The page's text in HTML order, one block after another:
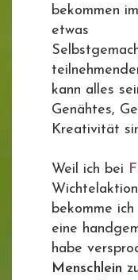
bekommen
etwas
kann alles
Genähtes,
Kreativität
Weil ich bei
bekomme
eine
habe
Menschlein